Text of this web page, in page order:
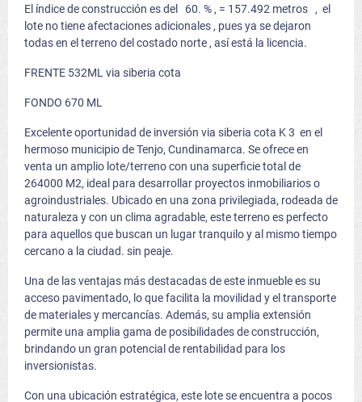
El índice de construcción es del 60. % , = 157.492 metros , el
lote no tiene afectaciones adicionales , pues ya se dejaron
todas en el terreno del costado norte , así está la licencia.
FRENTE 532ML via siberia cota
FONDO 670 ML
Excelente oportunidad de inversión via siberia cota K 3 en el
hermoso municipio de Tenjo, Cundinamarca. Se ofrece en
venta un amplio lote/terreno con una superficie total de
264000 M2, ideal para desarrollar proyectos inmobiliarios o
agroindustriales. Ubicado en una zona privilegiada, rodeada de
naturaleza y con un clima agradable, este terreno es perfecto
para aquellos que buscan un lugar tranquilo y al mismo tiempo
cercano a la ciudad. sin peaje.
Una de las ventajas más destacadas de este inmueble es su
acceso pavimentado, lo que facilita la movilidad y el transporte
de materiales y mercancías. Además, su amplia extensión
permite una amplia gama de posibilidades de construcción,
brindando un gran potencial de rentabilidad para los
inversionistas.
Con una ubicación estratégica, este lote se encuentra a pocos